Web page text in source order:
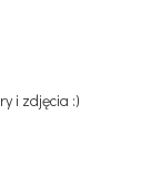
i zdjęcia :)